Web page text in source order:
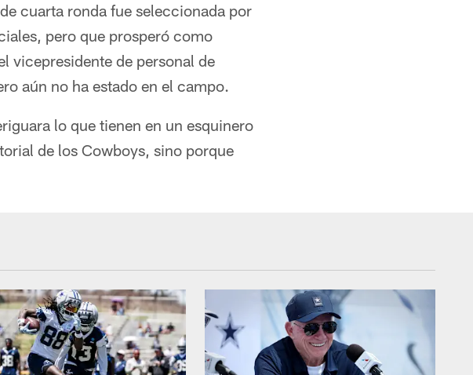
cuarta ronda fue seleccionada por
pero que prosperó como
vicepresidente de personal de
aún no ha estado en el campo.
lo que tienen en un esquinero
de los Cowboys, sino porque